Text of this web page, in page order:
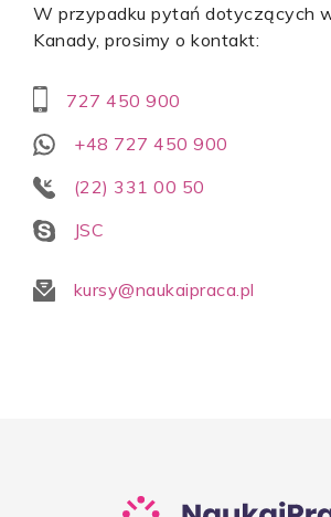
W przypadku pytań dotyczących
Kanady, prosimy o kontakt:
727 450 900
+48 727 450 900
(22) 331 00 50
JSC
kursy@naukaipraca.pl